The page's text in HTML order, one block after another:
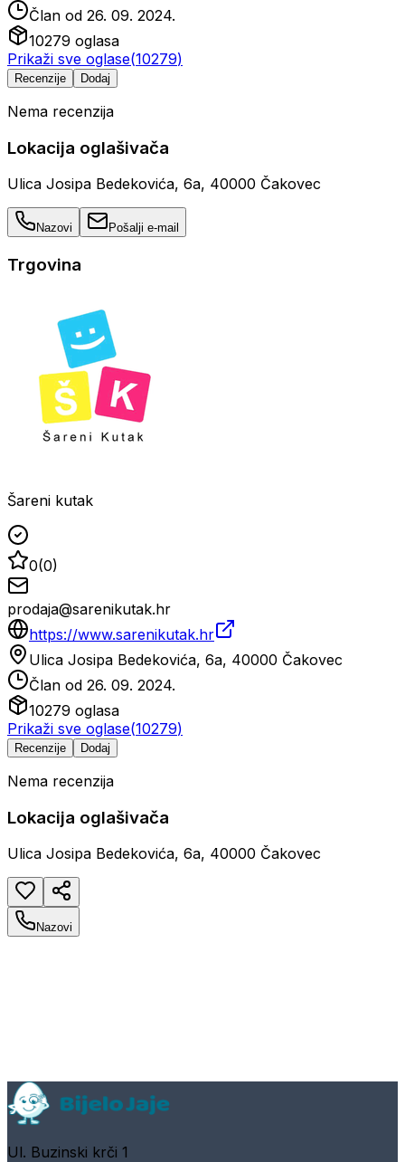
Član od 26. 09. 2024.
10279 oglasa
Prikaži sve oglase(10279)
Recenzije Dodaj
Nema recenzija
Lokacija oglašivača
Ulica Josipa Bedekovića, 6a, 40000 Čakovec
Nazovi Pošalji e-mail
Trgovina
Šareni kutak
0(0)
prodaja@sarenikutak.hr
https://www.sarenikutak.hr
Ulica Josipa Bedekovića, 6a, 40000 Čakovec
Član od 26. 09. 2024.
10279 oglasa
Prikaži sve oglase(10279)
Recenzije Dodaj
Nema recenzija
Lokacija oglašivača
Ulica Josipa Bedekovića, 6a, 40000 Čakovec
Nazovi
Ul. Buzinski krči 1